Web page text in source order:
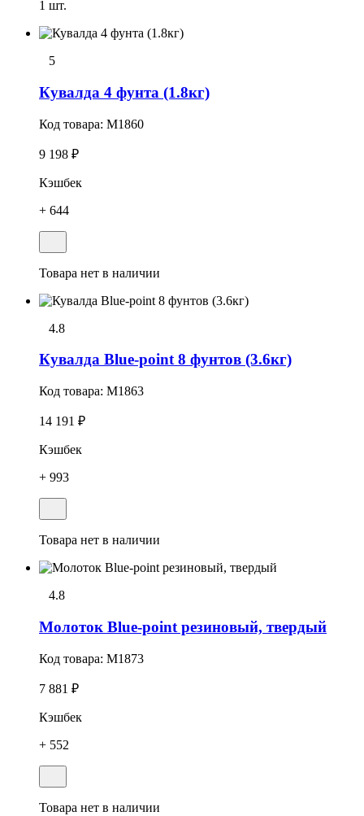
1 шт.
5
Кувалда 4 фунта (1.8кг)
Код товара: M1860
9 198 ₽
Кэшбек
+ 644
Товара нет в наличии
4.8
Кувалда Blue-point 8 фунтов (3.6кг)
Код товара: M1863
14 191 ₽
Кэшбек
+ 993
Товара нет в наличии
4.8
Молоток Blue-point резиновый, твердый
Код товара: M1873
7 881 ₽
Кэшбек
+ 552
Товара нет в наличии